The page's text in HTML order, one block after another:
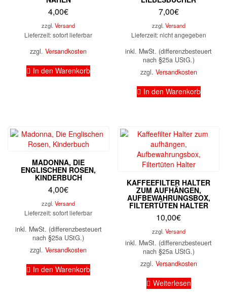
4,00€
zzgl.Versand
Lieferzeit: sofort lieferbar
zzgl.Versandkosten
In den Warenkorb
7,00€
zzgl. Versand
Lieferzeit: nicht angegeben
inkl. MwSt. (differenzbesteuert
nach §25a UStG.)
zzgl. Versandkosten
In den Warenkorb
MADONNA, DIE
ENGLISCHEN ROSEN,
KINDERBUCH
4,00€
zzgl.Versand
Lieferzeit: sofort lieferbar
inkl. MwSt. (differenzbesteuert
nach §25a UStG.)
zzgl.Versandkosten
In den Warenkorb
KAFFEEFILTER HALTER
ZUM AUFHÄNGEN,
AUFBEWAHRUNGSBOX,
FILTERTÜTEN HALTER
10,00€
zzgl. Versand
inkl. MwSt. (differenzbesteuert
nach §25a UStG.)
zzgl. Versandkosten
Weiterlesen